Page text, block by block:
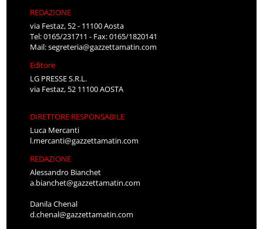
REDAZIONE
via Festaz, 52 - 11100 Aosta
Tel: 0165/231711 - Fax: 0165/1820141
Mail:segreteria@gazzettamatin.com
Editore
LG PRESSE S.R.L.
via Festaz, 52 11100 AOSTA
DIRETTORE RESPONSABILE
Luca Mercanti
l.mercanti@gazzettamatin.com
REDAZIONE
Alessandro Bianchet
a.bianchet@gazzettamatin.com
Danila Chenal
d.chenal@gazzettamatin.com